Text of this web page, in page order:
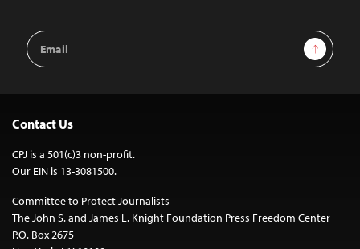
Email
Address
Sign Up
Contact Us
CPJ is a 501(c)3 non-profit.
Our EIN is 13-3081500.
Committee to Protect Journalists
The John S. and James L. Knight Foundation Press Freedom Center
P.O. Box 2675